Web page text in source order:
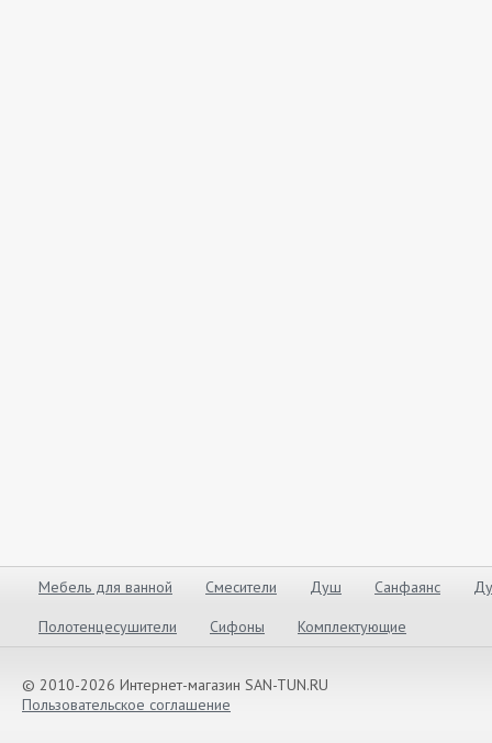
Мебель для ванной Смесители Душ Санфаянс
Полотенцесушители
Сифоны Комплектующие
© 2010-2026 Интернет-магазин SAN-TUN.RU
Пользовательское соглашение